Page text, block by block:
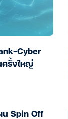
Cyber
ครั้งใหญ่
น Spin Off